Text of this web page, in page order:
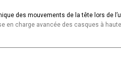
des mouvements de la tête lors de
en charge avancée des casques à